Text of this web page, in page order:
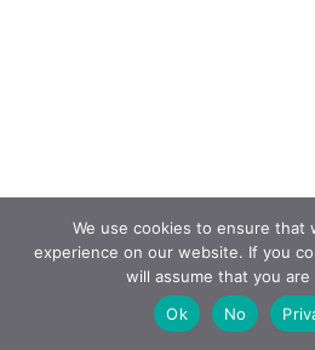
We use cookies to ensure that
experience on our website. If you
will assume that you
Ok
No